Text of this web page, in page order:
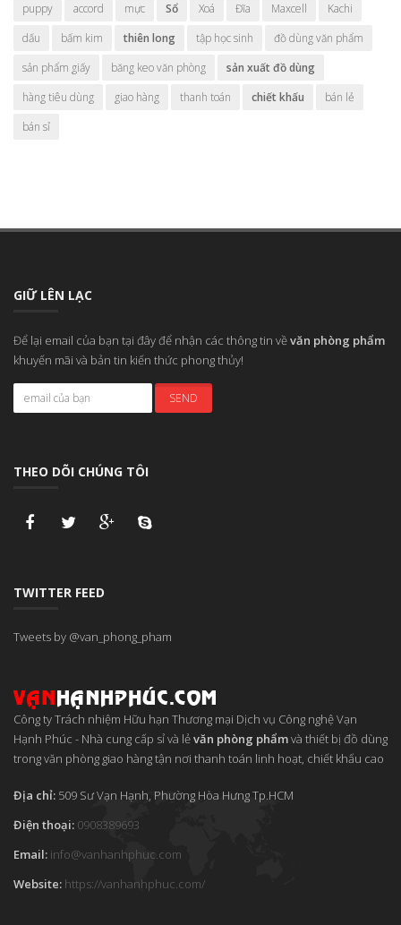
puppy
accord mực Sổ Xoá Đĩa Maxcell
Kachi
dấu
bấm kim thiên long tập học sinh
đồ dùng văn phẩm
sản phẩm giấy
băng keo văn phòng
sản xuất đồ dùng
hàng tiêu dùng
giao hàng thanh toán chiết khấu
bán lẻ
bán sỉ
GIỮ LÊN LẠC
Để lại email của bạn tại đây để nhận các thông tin vềvăn phòng phẩm
khuyến mãi và bản tin kiến thức phong thủy!
THEO DÕI CHÚNG TÔI
TWITTER FEED
Tweets by @van_phong_pham
Công ty Trách nhiệm Hữu hạn Thương mại Dịch vụ Công nghệ Vạn
Hạnh Phúc - Nhà cung cấp sỉ và lẻvăn phòng phẩmvà thiết bị đồ dùng
trong văn phòng giao hàng tận nơi thanh toán linh hoạt, chiết khấu cao
Địa chỉ: 509 Sư Vạn Hạnh, Phường Hòa HưngTp.HCM
Điện thoại: 0908389693
Email: info@vanhanhphuc.com
Website: https://vanhanhphuc.com/